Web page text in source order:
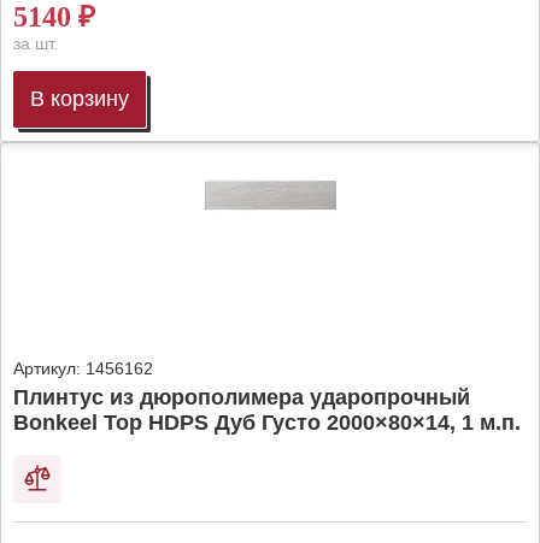
5140 ₽
за шт.
В корзину
Артикул: 1456162
Плинтус из дюрополимера ударопрочный
Bonkeel Top HDPS Дуб Густо 2000×80×14, 1 м.п.